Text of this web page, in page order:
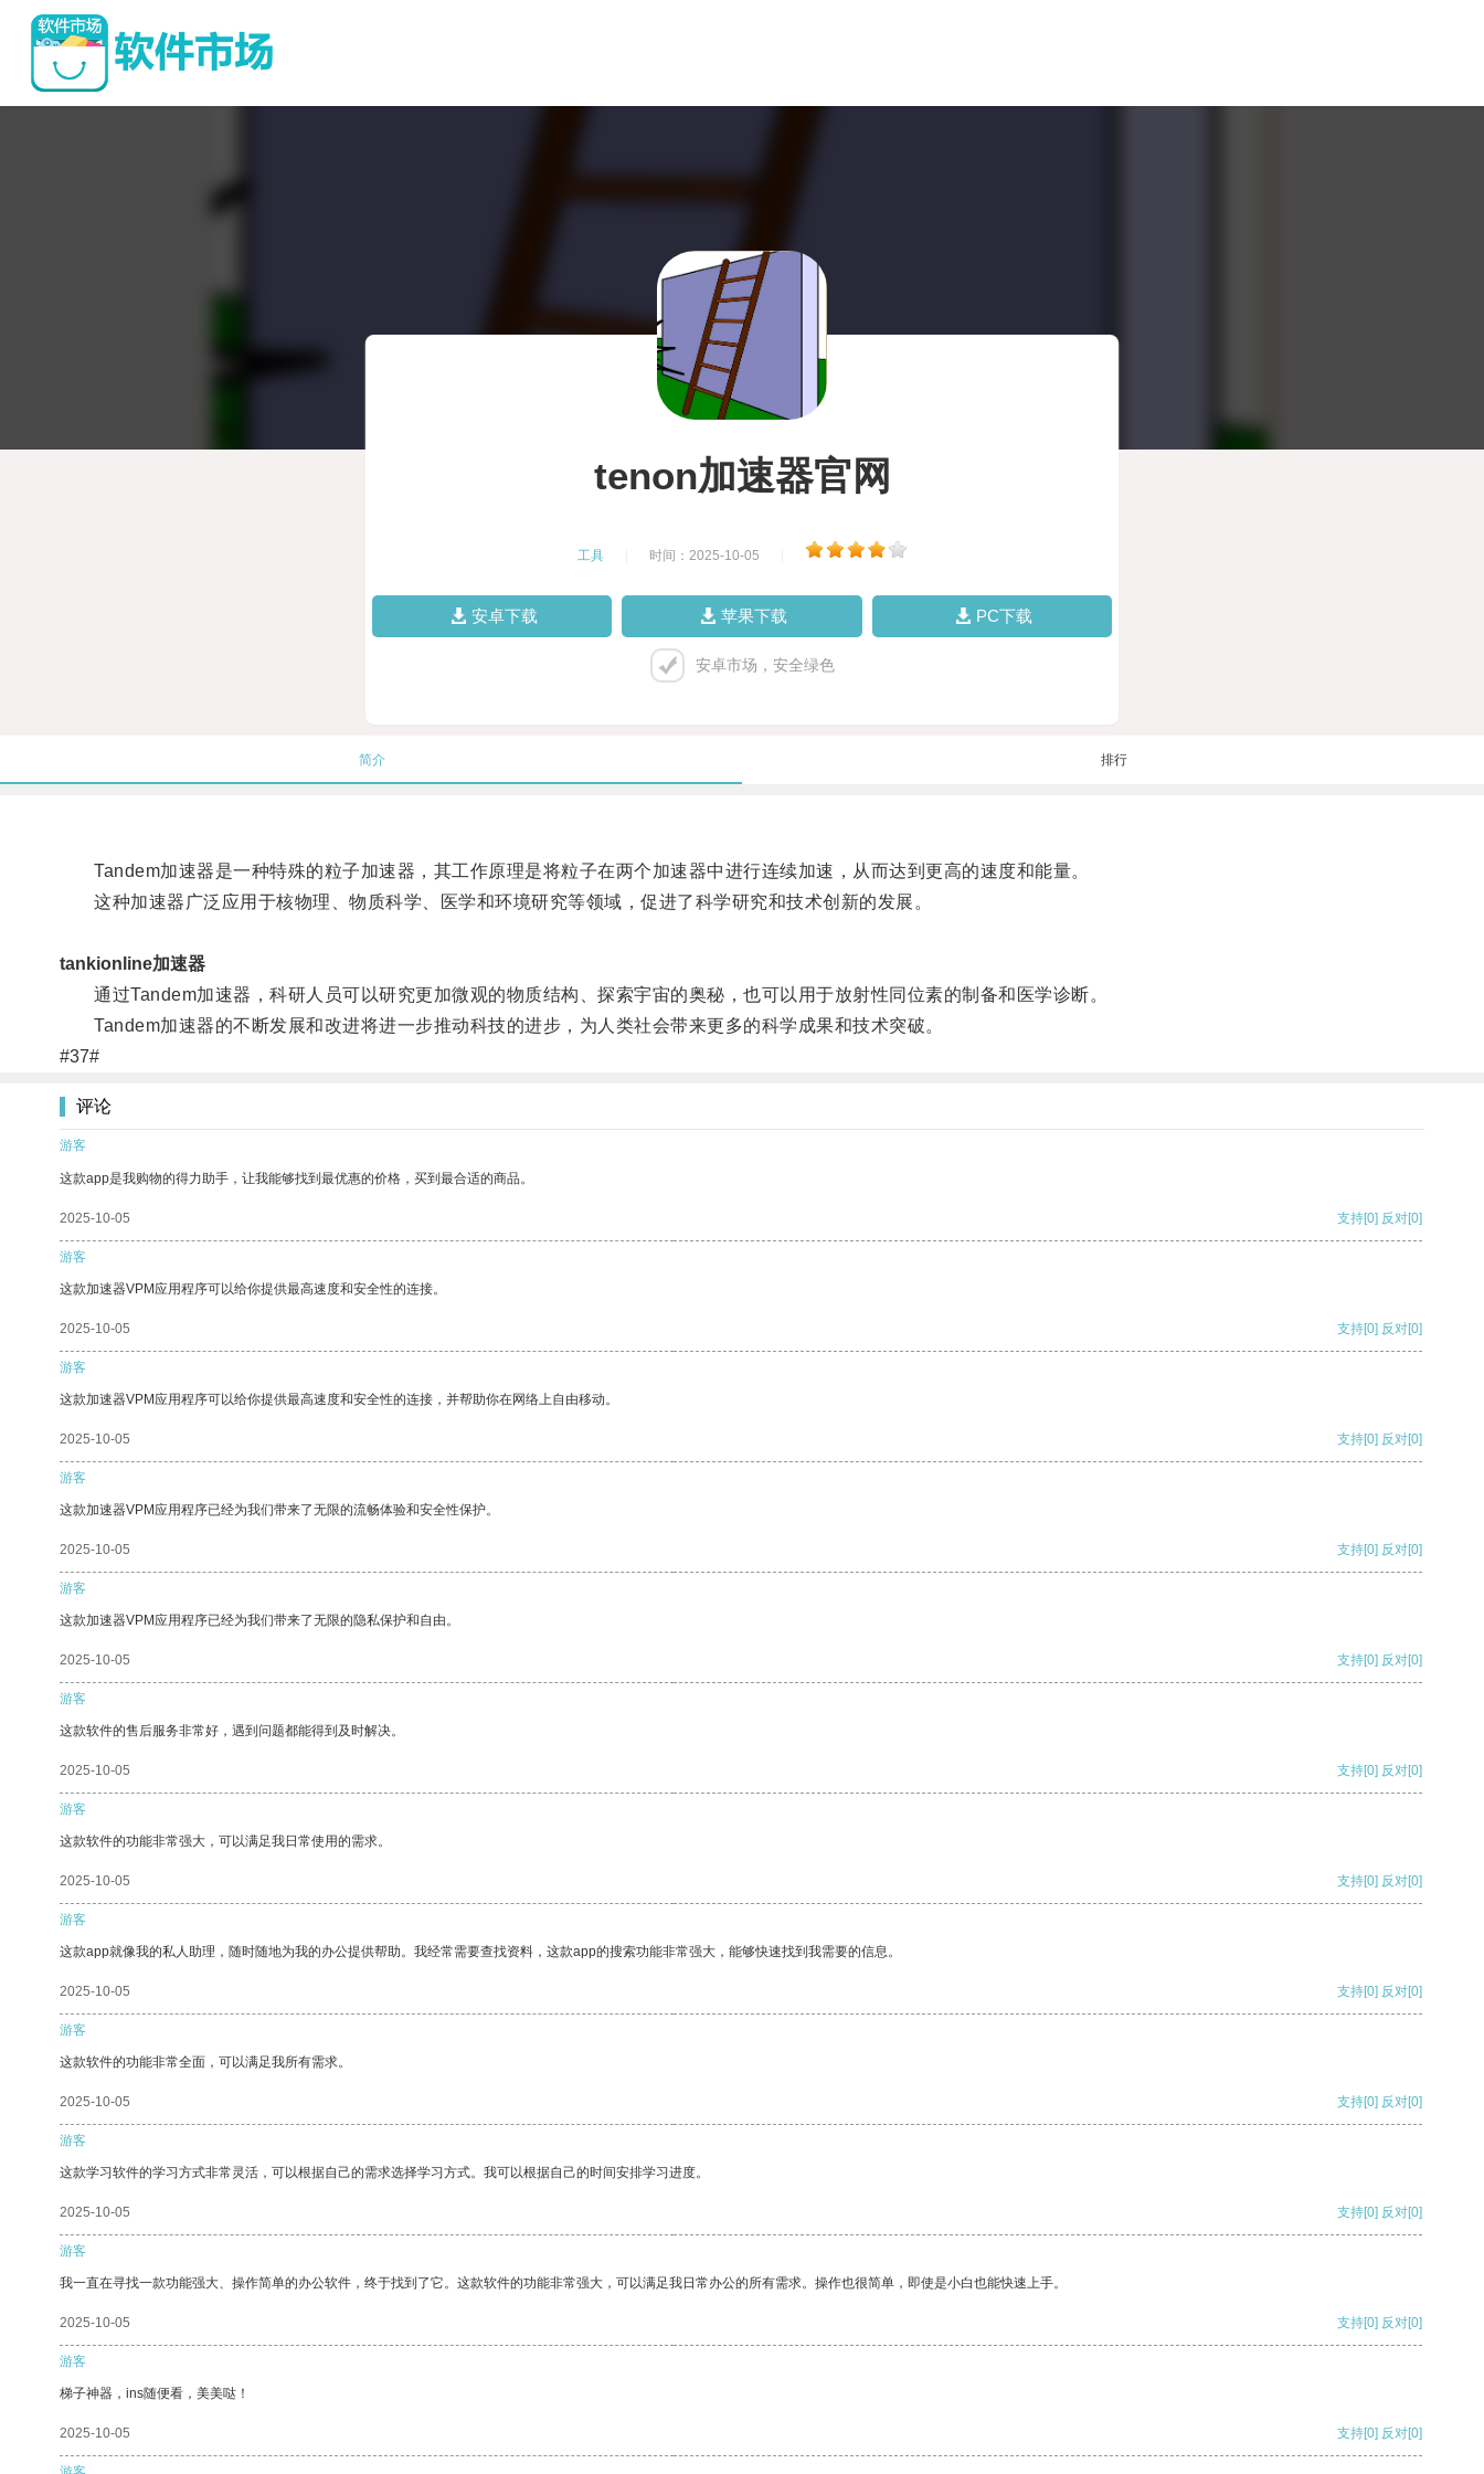
tenon加速器官网
工具 时间：2025-10-05
安卓下载 苹果下载 PC下载
安卓市场，安全绿色
简介 排行
Tandem加速器是一种特殊的粒子加速器，其工作原理是将粒子在两个加速器中进行连续加速，从而达到更高的速度和能量。
这种加速器广泛应用于核物理、物质科学、医学和环境研究等领域，促进了科学研究和技术创新的发展。
tankionline加速器
通过Tandem加速器，科研人员可以研究更加微观的物质结构、探索宇宙的奥秘，也可以用于放射性同位素的制备和医学诊断。
Tandem加速器的不断发展和改进将进一步推动科技的进步，为人类社会带来更多的科学成果和技术突破。
#37#
评论
游客
这款app是我购物的得力助手，让我能够找到最优惠的价格，买到最合适的商品。
2025-10-05 支持[0] 反对[0]
游客
这款加速器VPM应用程序可以给你提供最高速度和安全性的连接。
2025-10-05 支持[0] 反对[0]
游客
这款加速器VPM应用程序可以给你提供最高速度和安全性的连接，并帮助你在网络上自由移动。
2025-10-05 支持[0] 反对[0]
游客
这款加速器VPM应用程序已经为我们带来了无限的流畅体验和安全性保护。
2025-10-05 支持[0] 反对[0]
游客
这款加速器VPM应用程序已经为我们带来了无限的隐私保护和自由。
2025-10-05 支持[0] 反对[0]
游客
这款软件的售后服务非常好，遇到问题都能得到及时解决。
2025-10-05 支持[0] 反对[0]
游客
这款软件的功能非常强大，可以满足我日常使用的需求。
2025-10-05 支持[0] 反对[0]
游客
这款app就像我的私人助理，随时随地为我的办公提供帮助。我经常需要查找资料，这款app的搜索功能非常强大，能够快速找到我需要的信息。
2025-10-05 支持[0] 反对[0]
游客
这款软件的功能非常全面，可以满足我所有需求。
2025-10-05 支持[0] 反对[0]
游客
这款学习软件的学习方式非常灵活，可以根据自己的需求选择学习方式。我可以根据自己的时间安排学习进度。
2025-10-05 支持[0] 反对[0]
游客
我一直在寻找一款功能强大、操作简单的办公软件，终于找到了它。这款软件的功能非常强大，可以满足我日常办公的所有需求。操作也很简单，即使是小白也能快速上手。
2025-10-05 支持[0] 反对[0]
游客
梯子神器，ins随便看，美美哒！
2025-10-05 支持[0] 反对[0]